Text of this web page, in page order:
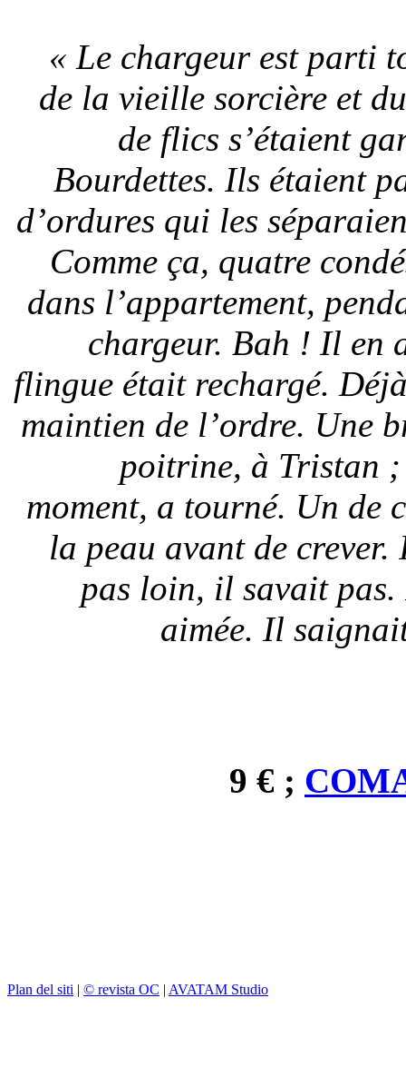
« Le chargeur est parti
de la vieille sorcière et
de flics s’étaient
Bourdettes. Ils étaient
d’ordures qui les
Comme ça, quatre
dans l’appartement,
chargeur. Bah ! Il en
flingue était rechargé.
maintien de l’ordre. Une
poitrine, à Tristan ;
moment, a tourné. Un de
la peau avant de
pas loin, il savait
aimée. Il
9 € ;
Plan del siti | © revista OC | AVATAM Studio